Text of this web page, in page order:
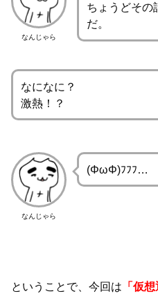
なんじゃら
ちょうどその
だ。
なになに？
激熱！？
なんじゃら
(ΦωΦ)ﾌﾌﾌ…
ということで、今回は 「仮